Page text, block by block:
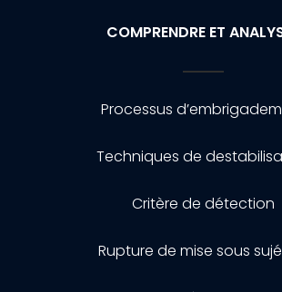
COMPRENDRE ET
Processus
Techniques de
Critère de détection
Rupture de mise sous